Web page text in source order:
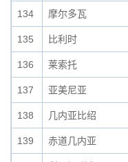
134 摩尔多瓦
135 比利时
136 莱索托
137 亚美尼亚
138 几内亚比绍
139 赤道几内亚